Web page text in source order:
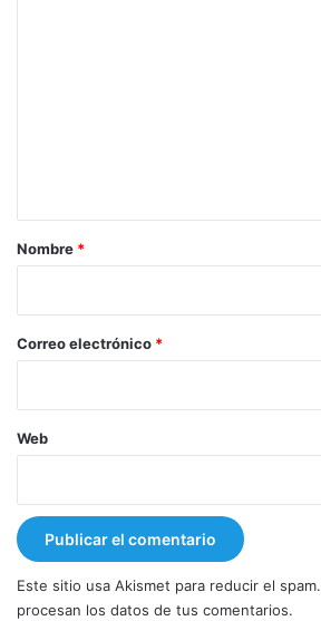
r
*
Nombre *
Correo electrónico *
Web
Este sitio usa Akismet para reducir el spam.
procesan los datos de tus comentarios.